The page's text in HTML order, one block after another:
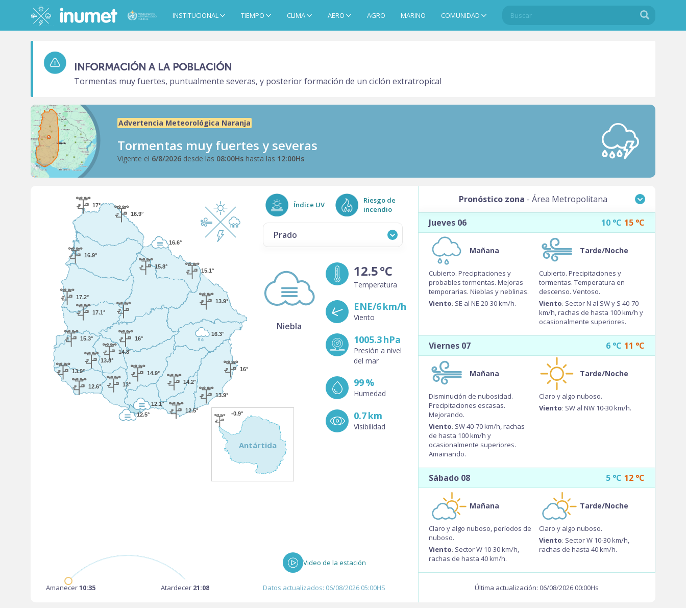
principal
Main
navigation
INSTITUCIONAL TIEMPO CLIMA AERO AGRO MARINO COMUNIDAD
Search
Buscar
INFORMACIÓN A LA POBLACIÓN
Tormentas muy fuertes, puntualmente severas, y posterior formación de un ciclón extratropical
Advertencia Meteorológica Naranja
Tormentas muy fuertes y severas
Vigente el 6/8/2026 desde las 08:00Hs hasta las 12:00Hs
12.5°
12.5°
12.1°
16.9°
16.6°
16.9°
17.2°
15.3°
12.6° 13°
14.8°
16°
14.9°
16.3°
13.9°
13.9°
15.8°
17°
13.9°
15.1°
14.2°
16°
13.8°
17.1°
Antártida
-0.9°
Amanecer10:35 Atardecer 21:08
Índice UV
Riesgo de
incendio
Prado
Aeropuerto de Carmelo
Antartida G3
Colonia - Aeropuerto Internacional de
Laguna de los Patos
Durazno - Aeropuerto Internacional de
Santa Bernardina
Florida
Laguna del Sauce - Aeropuerto
Internacional C/C Carlos A. Curbelo
Mercedes
12.5°C
Temperatura
ENE/6km/h
Viento
1005.3hPa
Presión a nivel
del mar
99%
Humedad
0.7km
Visibilidad
Video de la estación
Datos actualizados: 06/08/2026 05:00HS
Pronóstico zona - Área Metropolitana
Noreste
Suroeste
Este
Punta del Este
Área Metropolitana
Jueves 06 10 °C 15 °C
Mañana
Cubierto. Precipitaciones y
probables tormentas. Mejoras
temporarias. Nieblas y neblinas.
Viento: SE al NE 20-30 km/h.
Tarde/Noche
Cubierto. Precipitaciones y
tormentas. Temperatura en
descenso. Ventoso.
Viento: Sector N al SW y S 40-70
km/h, rachas de hasta 100 km/h y
ocasionalmente superiores.
Viernes 07 6 °C 11 °C
Mañana
Disminución de nubosidad.
Precipitaciones escasas.
Mejorando.
Viento: SW 40-70 km/h, rachas
de hasta 100 km/h y
ocasionalmente superiores.
Amainando.
Tarde/Noche
Claro y algo nuboso.
Viento: SW al NW 10-30 km/h.
Sábado 08 5 °C 12 °C
Mañana
Claro y algo nuboso, períodos de
nuboso.
Viento: Sector W 10-30 km/h,
rachas de hasta 40 km/h.
Tarde/Noche
Claro y algo nuboso.
Viento: Sector W 10-30 km/h,
rachas de hasta 40 km/h.
Última actualización: 06/08/2026 00:00Hs